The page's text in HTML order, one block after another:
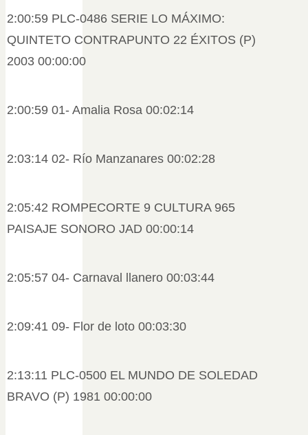
2:00:59 PLC-0486 SERIE LO MÁXIMO:
QUINTETO CONTRAPUNTO 22 ÉXITOS (P)
2003 00:00:00
2:00:59 01- Amalia Rosa 00:02:14
2:03:14 02- Río Manzanares 00:02:28
2:05:42 ROMPECORTE 9 CULTURA 965
PAISAJE SONORO JAD 00:00:14
2:05:57 04- Carnaval llanero 00:03:44
2:09:41 09- Flor de loto 00:03:30
2:13:11 PLC-0500 EL MUNDO DE SOLEDAD
BRAVO (P) 1981 00:00:00